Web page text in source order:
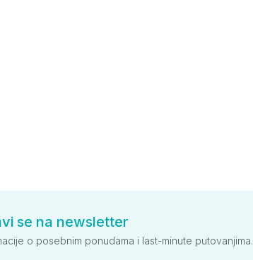
se na newsletter
o posebnim ponudama i last-minute putovanjima.